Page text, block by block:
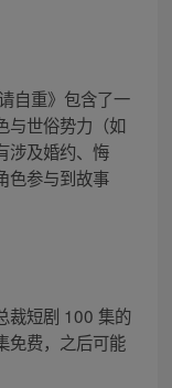
自重》包含了一
与世俗势力（如
涉及婚约、悔
色参与到故事
裁短剧 100 集的
免费，之后可能